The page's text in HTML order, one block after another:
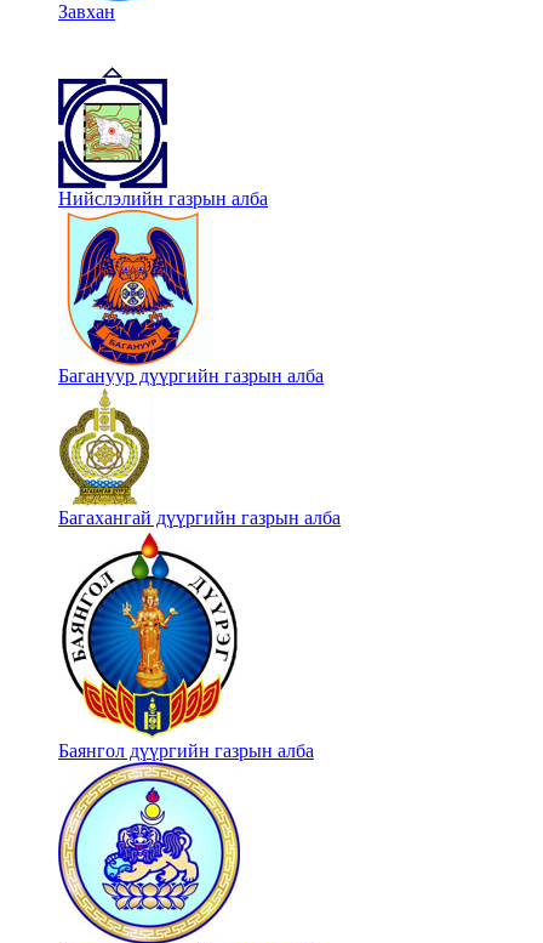
Завхан
Нийслэлийн газрын алба
Багануур дүүргийн газрын алба
Багахангай дүүргийн газрын алба
Баянгол дүүргийн газрын алба